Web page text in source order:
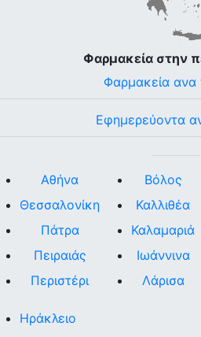
Φαρμακεία στην
Φαρμακεία ανα
Εφημερεύοντα
Αθήνα
Θεσσαλονίκη
Πάτρα
Πειραιάς
Περιστέρι
Βόλος
Καλλιθέα
Καλαμαριά
Ιωάννινα
Λάρισα
Ηράκλειο